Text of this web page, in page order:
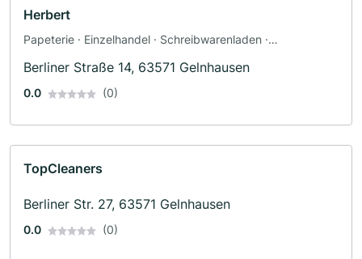
Herbert
Papeterie · Einzelhandel · Schreibwarenladen ·
Berliner Straße 14, 63571 Gelnhausen
0.0 (0)
TopCleaners
Berliner Str. 27, 63571 Gelnhausen
0.0 (0)